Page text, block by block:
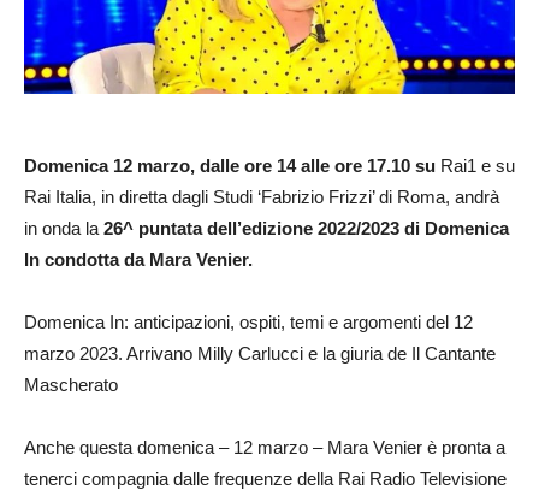
Domenica 12 marzo, dalle ore 14 alle ore 17.10 su Rai1 e su
Rai Italia, in diretta dagli Studi ‘Fabrizio Frizzi’ di Roma, andrà
in onda la 26^ puntata dell’edizione 2022/2023 di Domenica
In condotta da Mara Venier.
Domenica In: anticipazioni, ospiti, temi e argomenti del 12
marzo 2023. Arrivano Milly Carlucci e la giuria de Il Cantante
Mascherato
Anche questa domenica – 12 marzo – Mara Venier è pronta a
tenerci compagnia dalle frequenze della Rai Radio Televisione